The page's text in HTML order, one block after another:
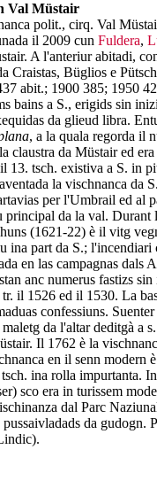
Val Müstair
polit., cirq. Val
il 2009 cun Fuldera,
A l'anteriur abitadi,
Craistas, Büglios e
abit.; 1900 385; 1950
bains a S., erigids sin
da glieud libra.
, a la quala regorda il
claustra da Müstair ed
13. tsch. existiva a S. in
la vischnanca da
per l'Umbrail ed al
principal da la val.
(1621-22) è il vitg
ina part da S.;
en las campagnas dals
anc numerus fastizs
il 1526 ed il 1530. La
confessiuns.
da l'altar deditgà a
Il 1762 è la
en il senn modern
ina rolla impurtanta.
sco era in turissem
dal Parc
da gudogn.